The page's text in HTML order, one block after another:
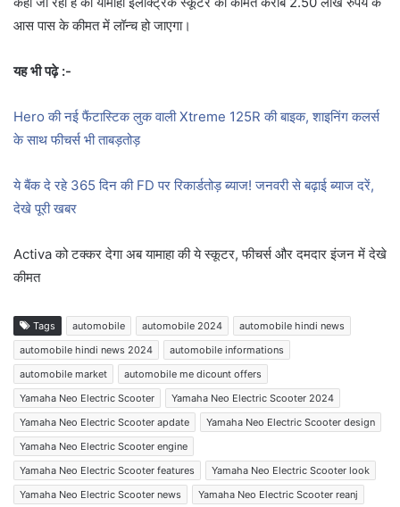
आस पास के कीमत में लॉन्च हो जाएगा।
यह भी पढ़े :-
Hero की नई फैंटास्टिक लुक वाली Xtreme 125R की बाइक, शाइनिंग कलर्स
के साथ फीचर्स भी ताबड़तोड़
ये बैंक दे रहे 365 दिन की FD पर रिकार्डतोड़ ब्याज! जनवरी से बढ़ाई ब्याज दरें,
देखे पूरी खबर
Activa को टक्कर देगा अब यामाहा की ये स्कूटर, फीचर्स और दमदार इंजन में देखे
कीमत
Tags automobile automobile 2024
automobile hindi news
automobile hindi news 2024
automobile informations
automobile market
automobile me dicount offers
Yamaha Neo Electric Scooter
Yamaha Neo Electric Scooter 2024
Yamaha Neo Electric Scooter apdate
Yamaha Neo Electric Scooter design
Yamaha Neo Electric Scooter engine
Yamaha Neo Electric Scooter features
Yamaha Neo Electric Scooter look
Yamaha Neo Electric Scooter news
Yamaha Neo Electric Scooter reanj